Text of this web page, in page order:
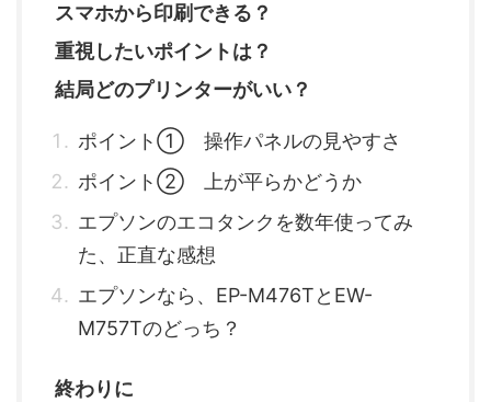
スマホから印刷できる？
重視したいポイントは？
結局どのプリンターがいい？
ポイント① 操作パネルの見やすさ
ポイント② 上が平らかどうか
エプソンのエコタンクを数年使ってみ
た、正直な感想
エプソンなら、EP-M476TとEW-
M757Tのどっち？
終わりに